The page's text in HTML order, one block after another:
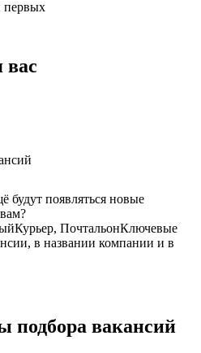
первых
вас
будут появляться новые
Курьер, ПочтальонКлючевые
в названии компании и в
вакансий